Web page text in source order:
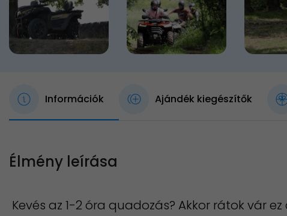
Információk Ajándék kiegészítők
Élmény leírása
Kevés az 1-2 óra quadozás? Akkor rátok vár